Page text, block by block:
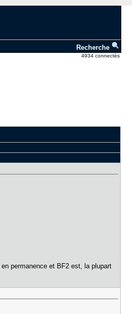
Recherche
4934 connectés
permanence et BF2 est, la plupart